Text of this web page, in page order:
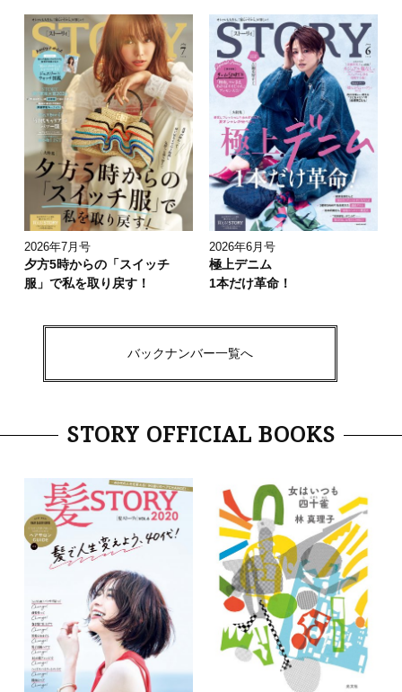
2026年7月号
夕方5時からの「スイッチ
服」で私を取り戻す！
2026年6月号
極上デニム
1本だけ革命！
バックナンバー一覧へ
STORY OFFICIAL BOOKS